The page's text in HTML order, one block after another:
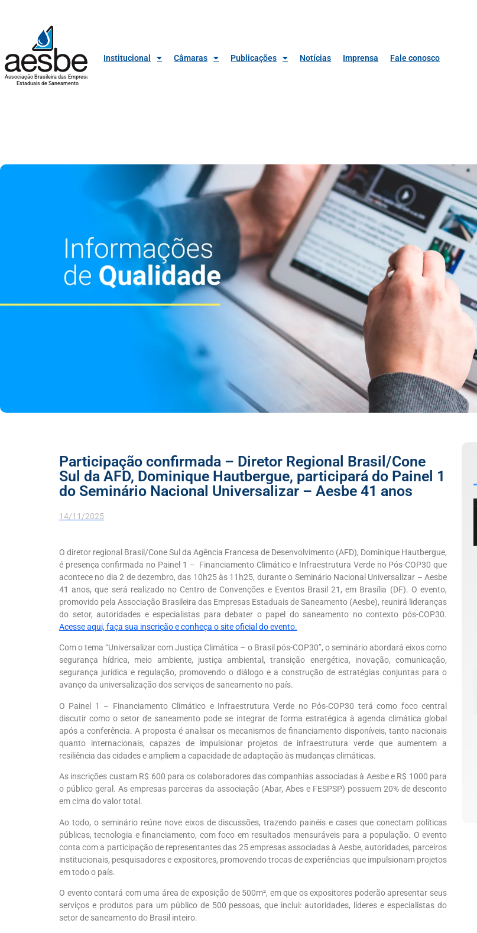
Associação Brasileira das Empresas
Estaduais de Saneamento
Institucional Câmaras Publicações Notícias Imprensa Fale conosco
Participação confirmada – Diretor Regional Brasil/Cone
Sul da AFD, Dominique Hautbergue, participará do Painel 1
do Seminário Nacional Universalizar – Aesbe 41 anos
14/11/2025
O diretor regional Brasil/Cone Sul da Agência Francesa de Desenvolvimento (AFD), Dominique Hautbergue,
é presença confirmada no Painel 1 – Financiamento Climático e Infraestrutura Verde no Pós-COP30 que
acontece no dia 2 de dezembro, das 10h25 às 11h25, durante o Seminário Nacional Universalizar – Aesbe
41 anos, que será realizado no Centro de Convenções e Eventos Brasil 21, em Brasília (DF). O evento,
promovido pela Associação Brasileira das Empresas Estaduais de Saneamento (Aesbe), reunirá lideranças
do setor, autoridades e especialistas para debater o papel do saneamento no contexto pós-COP30.
Acesse aqui, faça sua inscrição e conheça o site oficial do evento.
Com o tema “Universalizar com Justiça Climática – o Brasil pós-COP30”, o seminário abordará eixos como
segurança hídrica, meio ambiente, justiça ambiental, transição energética, inovação, comunicação,
segurança jurídica e regulação, promovendo o diálogo e a construção de estratégias conjuntas para o
avanço da universalização dos serviços de saneamento no país.
O Painel 1 – Financiamento Climático e Infraestrutura Verde no Pós-COP30 terá como foco central
discutir como o setor de saneamento pode se integrar de forma estratégica à agenda climática global
após a conferência. A proposta é analisar os mecanismos de financiamento disponíveis, tanto nacionais
quanto internacionais, capazes de impulsionar projetos de infraestrutura verde que aumentem a
resiliência das cidades e ampliem a capacidade de adaptação às mudanças climáticas.
As inscrições custam R$ 600 para os colaboradores das companhias associadas à Aesbe e R$ 1000 para
o público geral. As empresas parceiras da associação (Abar, Abes e FESPSP) possuem 20% de desconto
em cima do valor total.
Ao todo, o seminário reúne nove eixos de discussões, trazendo painéis e cases que conectam políticas
públicas, tecnologia e financiamento, com foco em resultados mensuráveis para a população. O evento
conta com a participação de representantes das 25 empresas associadas à Aesbe, autoridades, parceiros
institucionais, pesquisadores e expositores, promovendo trocas de experiências que impulsionam projetos
em todo o país.
O evento contará com uma área de exposição de 500m², em que os expositores poderão apresentar seus
serviços e produtos para um público de 500 pessoas, que inclui: autoridades, líderes e especialistas do
setor de saneamento do Brasil inteiro.